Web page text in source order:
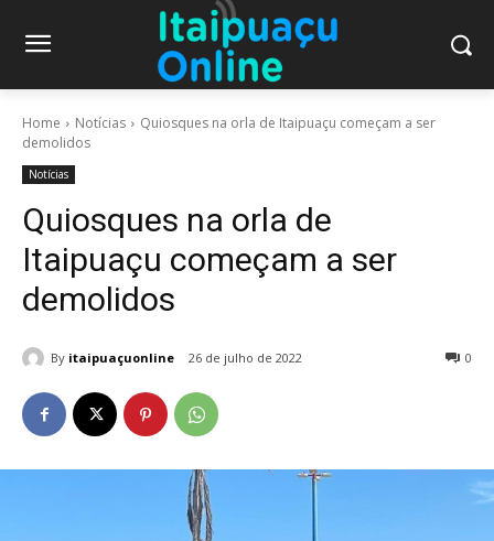
Home Notícias
Quiosques na orla de Itaipuaçu começam a ser
demolidos
Notícias
Quiosques na orla de
Itaipuaçu começam a ser
demolidos
By itaipuaçuonline 26 de julho de 2022 0